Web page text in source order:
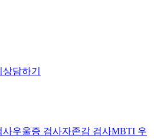
상담하기
사우울증 검사자존감 검사MBTI 우